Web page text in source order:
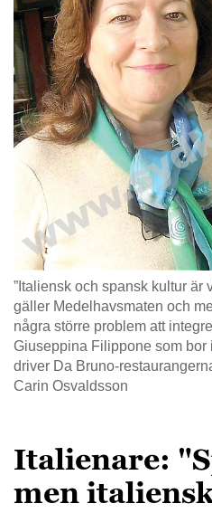
”Italiensk och spansk kultur är
gäller Medelhavsmaten och
några större problem att
Giuseppina Filippone som bor
driver Da Bruno-
Carin Osvaldsson
Italienare:
men